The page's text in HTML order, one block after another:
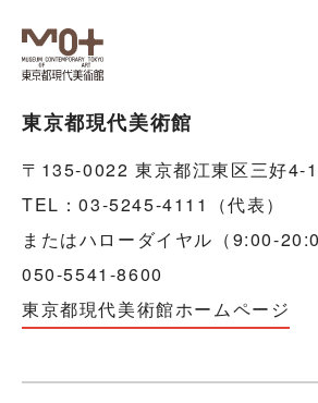
東京都現代美術館
〒135-0022 東京都江東区三好4-
TEL：03-5245-4111（代表）
またはハローダイヤル（9:00-
050-5541-8600
東京都現代美術館ホームページ